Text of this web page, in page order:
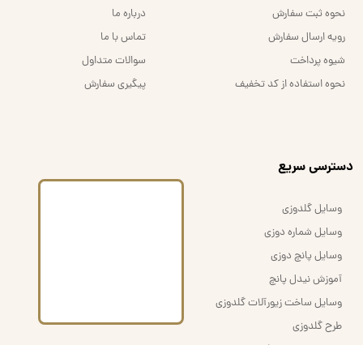
نحوه ثبت سفارش
رویه ارسال سفارش
شیوه پرداخت
نحوه استفاده از کد تخفیف
درباره ما
تماس با ما
سوالات متداول
پیگیری سفارش
​دسترسی سریع
وسایل گلدوزی
وسایل شماره دوزی
وسایل پانچ دوزی
آموزش نیدل پانچ
وسایل ساخت زیورآلات گلدوزی
طرح گلدوزی